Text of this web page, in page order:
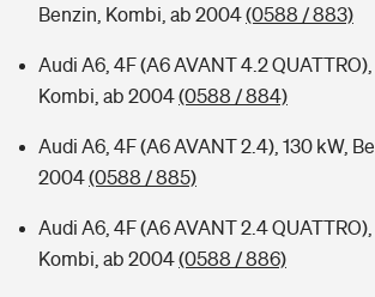
Benzin, Kombi, ab 2004(0588 / 883)
Audi A6, 4F (A6 AVANT 4.2
Kombi, ab 2004(0588 / 884)
Audi A6, 4F (A6 AVANT 2.4), 130 kW,
2004(0588 / 885)
Audi A6, 4F (A6 AVANT 2.4 QUATTRO),
Kombi, ab 2004(0588 / 886)